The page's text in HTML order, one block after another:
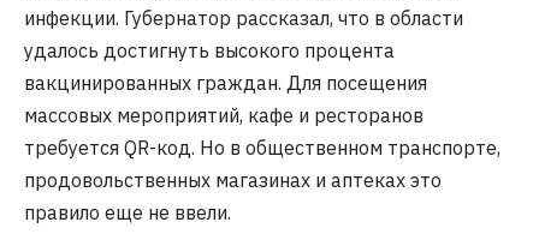
инфекции. Губернатор рассказал, что в области
удалось достигнуть высокого процента
вакцинированных граждан. Для посещения
массовых мероприятий, кафе и ресторанов
требуется QR-код. Но в общественном транспорте,
продовольственных магазинах и аптеках это
правило еще не ввели.